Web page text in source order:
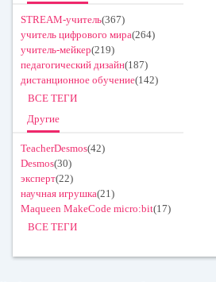
STREAM-учитель(367)
учитель цифрового мира(264)
учитель-мейкер(219)
педагогический дизайн(187)
дистанционное обучение(142)
ВСЕ ТЕГИ
Другие
TeacherDesmos(42)
Desmos(30)
эксперт(22)
научная игрушка(21)
Maqueen MakeCode micro:bit(17)
ВСЕ ТЕГИ